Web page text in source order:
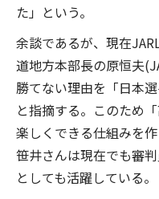
た」という。
余談であるが、現在
道地方本部長の原恒夫
勝てない理由を「日本
と指摘する。このため
楽しくできる仕組みを
笹井さんは現在でも審
としても活躍している。